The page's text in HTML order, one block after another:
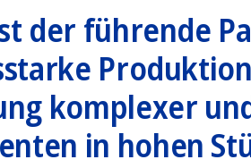
der führende
komplexer
in hohen